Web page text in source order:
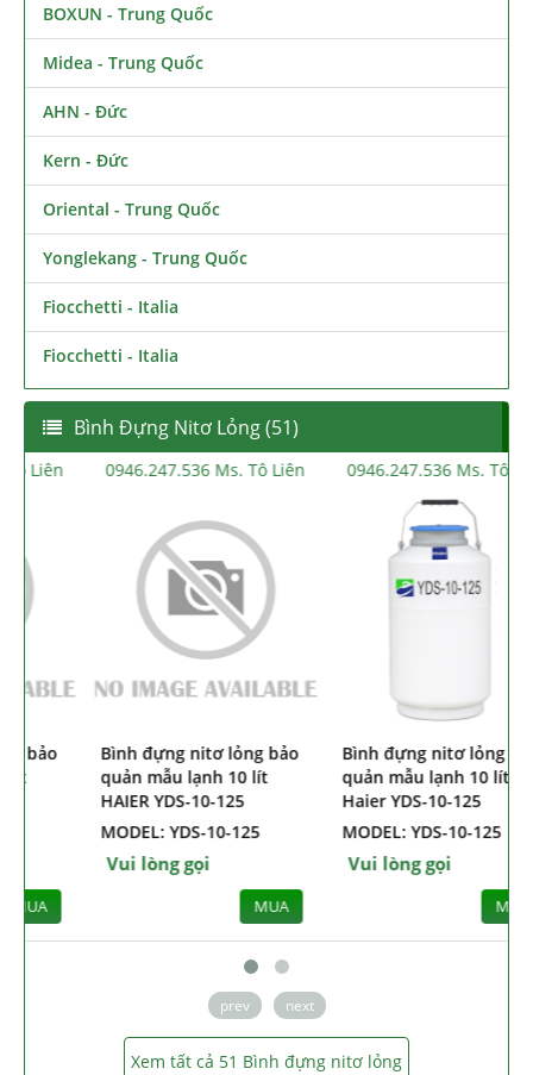
BOXUN - Trung Quốc
Midea - Trung Quốc
AHN - Đức
Kern - Đức
Oriental - Trung Quốc
Yonglekang - Trung Quốc
Fiocchetti - Italia
Fiocchetti - Italia
Bình Đựng Nitơ Lỏng (51)
0946.247.536 Ms. Tô Liên
Bình đựng nitơ bảo quản
mẫu lạnh 14L Haier HVC-
MODEL: HVC-14-216
Vui lòng gọi
0946.247.536 Ms. Tô Liên
Bình đựng nitơ lỏng bảo
quản mẫu lạnh 10 lít
HAIER YDS-10
MODEL: YDS-10
Vui lòng gọi
prev next
Xem tất cả 51 Bình đựng nitơ lỏng